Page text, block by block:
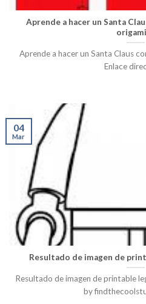
Aprende a hacer un Santa
Aprende a hacer un Santa Claus
Enlace
Resultado de imagen de
Resultado de imagen de printable
by
04
Mar